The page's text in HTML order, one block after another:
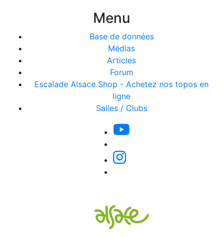
Menu
Base de données
Médias
Articles
Forum
Escalade Alsace Shop - Achetez nos topos en
ligne
Salles / Clubs